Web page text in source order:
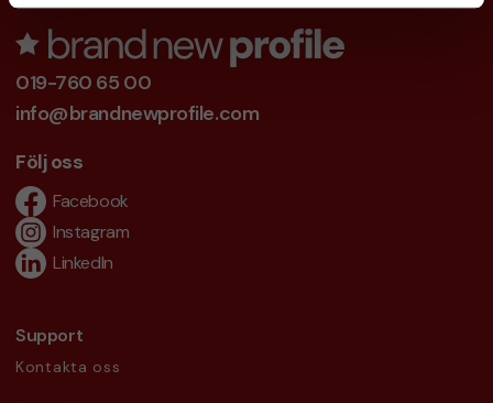
019-760 65 00
info@brandnewprofile.com
Följ oss
Facebook
Instagram
LinkedIn
Support
Kontakta oss